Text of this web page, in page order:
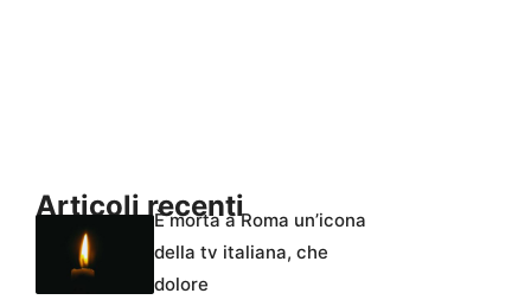
Articoli recentiÈ morta a Roma un’icona
della tv italiana, che
dolore